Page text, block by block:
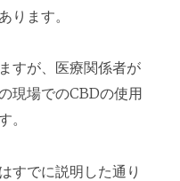
ります。
すが、医療関係者が
現場でのCBDの使用
。
すでに説明した通り